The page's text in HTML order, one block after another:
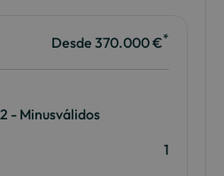
Desde 370.000 €*
- Minusválidos
1